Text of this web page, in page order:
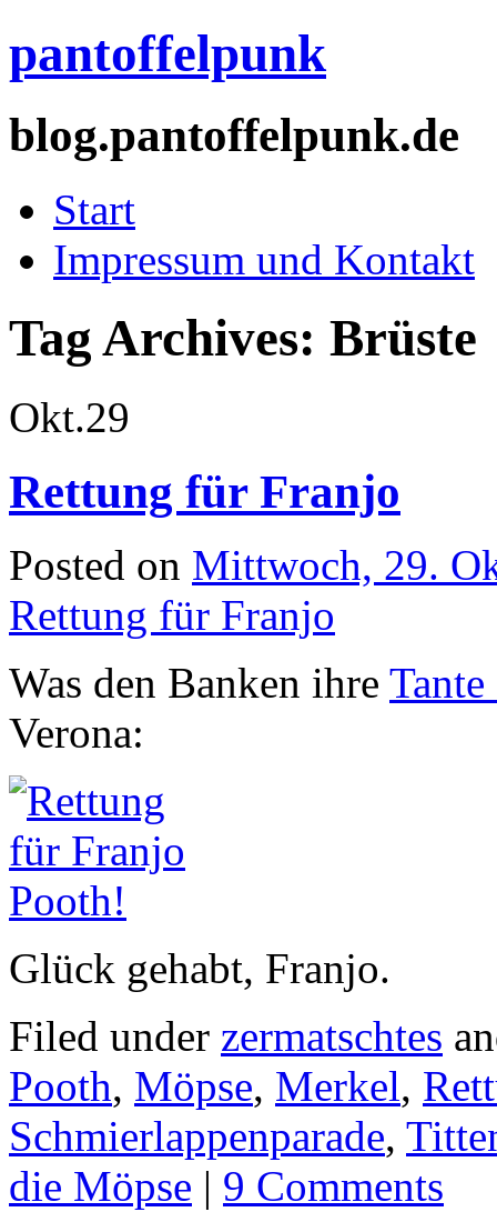
pantoffelpunk
blog.pantoffelpunk.de
Start
Impressum und Kontakt
Tag Archives: Brüste
Okt.29
Rettung für Franjo
Posted on Mittwoch, 29.
Rettung für Franjo
Was den Banken ihre
Verona:
Glück gehabt, Franjo.
Filed under zermatschtes
Pooth, Möpse, Merkel,
Schmierlappenparade,
die Möpse | 9 Comments